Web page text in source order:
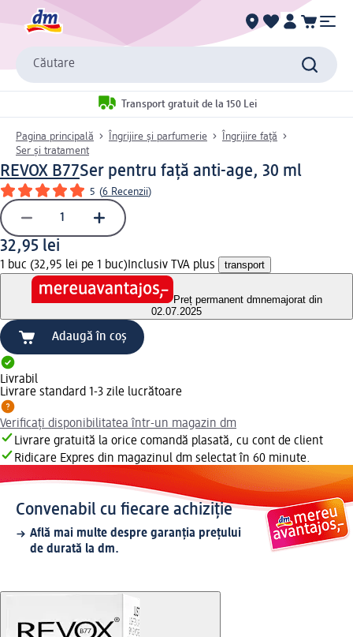
Căutare
Transport gratuit de la 150 Lei
Pagina principală Îngrijire și parfumerie
Îngrijire față
Ser și tratament
REVOX B77Ser pentru față anti-age, 30 ml
5 (6 Recenzii)
32,95 lei
1 buc (32,95 lei pe 1 buc) Inclusiv TVA plus transport
Preț permanent dmnemajorat din
02.07.2025
Adaugă în coș
Livrabil
Livrare standard 1-3 zile lucrătoare
Verificați disponibilitatea într-un magazin dm
Livrare gratuită la orice comandă plasată, cu cont de client
Ridicare Expres din magazinul dm selectat în 60 minute.
Convenabil cu fiecare achiziție
Află mai multe despre garanția prețului
de durată la dm.